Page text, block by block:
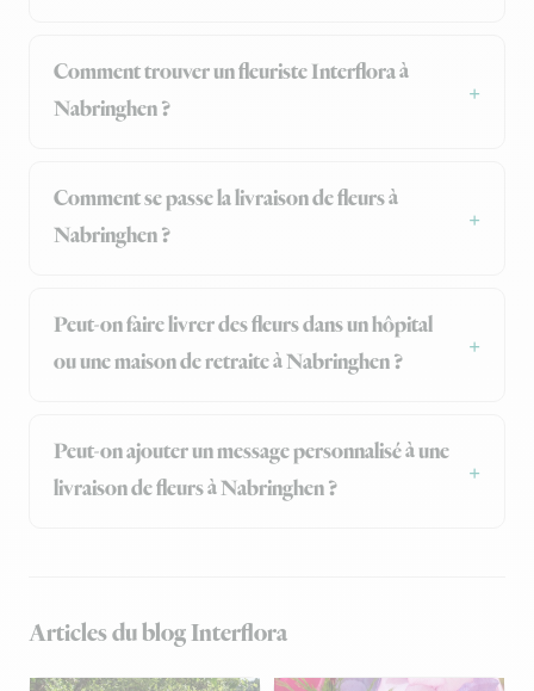
Comment trouver un fleuriste Interflora à
Nabringhen ?
Comment se passe la livraison de fleurs à
Nabringhen ?
Peut-on faire livrer des fleurs dans un hôpital
ou une maison de retraite à Nabringhen ?
Peut-on ajouter un message personnalisé à une
livraison de fleurs à Nabringhen ?
Articles du blog Interflora